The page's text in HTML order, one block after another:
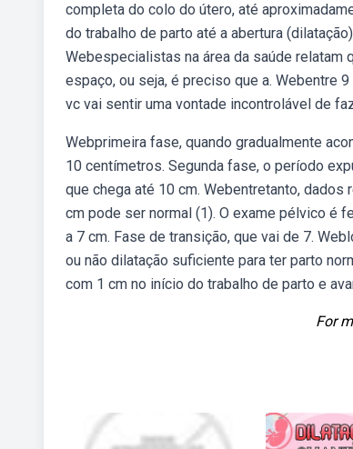
completa do colo do útero, até
do trabalho de parto até a abertura
Webespecialistas na área da saúde relatam
espaço, ou seja, é preciso que a. Webentre
vc vai sentir uma vontade incontrolável de
Webprimeira fase, quando gradualmente
10 centímetros. Segunda fase, o período
que chega até 10 cm. Webentretanto,
cm pode ser normal (1). O exame pélvico é
a 7 cm. Fase de transição, que vai de 7.
ou não dilatação suficiente para ter parto
com 1 cm no início do trabalho de parto e
For